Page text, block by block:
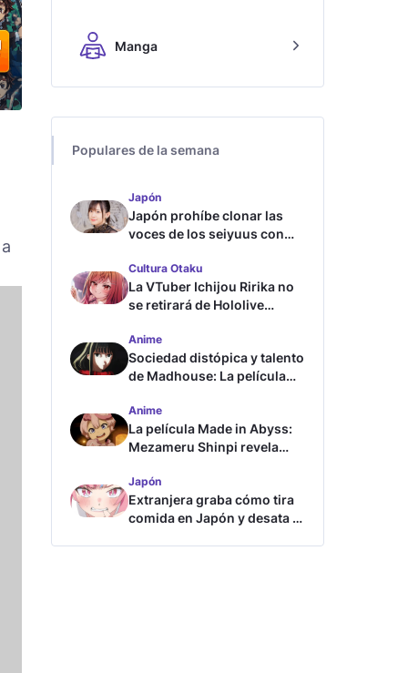
Manga
Populares de la semana
Japón
Japón prohíbe clonar las
voces de los seiyuus con
Cultura Otaku
La VTuber Ichijou Ririka no
se retirará de Hololive
Anime
Sociedad distópica y talento
de Madhouse: La película
tráiler
Anime
La película Made in Abyss:
Mezameru Shinpi revela
Japón
Extranjera graba cómo tira
comida en Japón y desata la